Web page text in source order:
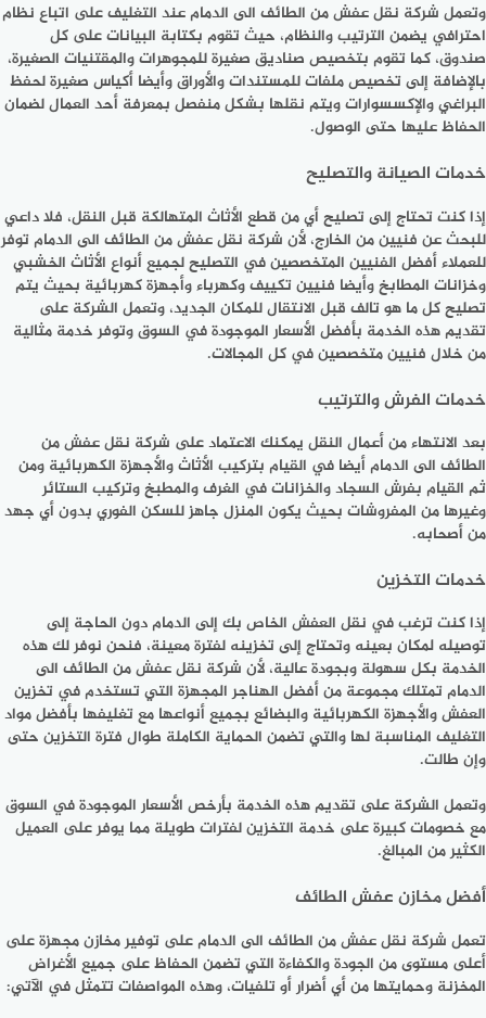
وتعمل شركة نقل عفش من الطائف الى الدمام عند التغليف على اتباع نظام
احترافي يضمن الترتيب والنظام، حيث تقوم بكتابة البيانات على كل
صندوق، كما تقوم بتخصيص صناديق صغيرة للمجوهرات والمقتنيات الصغيرة،
بالإضافة إلى تخصيص ملفات للمستندات والأوراق وأيضا أكياس صغيرة لحفظ
البراغي والإكسسوارات ويتم نقلها بشكل منفصل بمعرفة أحد العمال لضمان
الحفاظ عليها حتى الوصول.
خدمات الصيانة والتصليح
إذا كنت تحتاج إلى تصليح أي من قطع الأثاث المتهالكة قبل النقل، فلا داعي
للبحث عن فنيين من الخارج، لأن شركة نقل عفش من الطائف الى الدمام توفر
للعملاء أفضل الفنيين المتخصصين في التصليح لجميع أنواع الأثاث الخشبي
وخزانات المطابخ وأيضا فنيين تكييف وكهرباء وأجهزة كهربائية بحيث يتم
تصليح كل ما هو تالف قبل الانتقال للمكان الجديد، وتعمل الشركة على
تقديم هذه الخدمة بأفضل الأسعار الموجودة في السوق وتوفر خدمة مثالية
من خلال فنيين متخصصين في كل المجالات.
خدمات الفرش والترتيب
بعد الانتهاء من أعمال النقل يمكنك الاعتماد على شركة نقل عفش من
الطائف الى الدمام أيضا في القيام بتركيب الأثاث والأجهزة الكهربائية ومن
ثم القيام بفرش السجاد والخزانات في الغرف والمطبخ وتركيب الستائر
وغيرها من المفروشات بحيث يكون المنزل جاهز للسكن الفوري بدون أي جهد
من أصحابه.
خدمات التخزين
إذا كنت ترغب في نقل العفش الخاص بك إلى الدمام دون الحاجة إلى
توصيله لمكان بعينه وتحتاج إلى تخزينه لفترة معينة، فنحن نوفر لك هذه
الخدمة بكل سهولة وبجودة عالية، لأن شركة نقل عفش من الطائف الى
الدمام تمتلك مجموعة من أفضل الهناجر المجهزة التي تستخدم في تخزين
العفش والأجهزة الكهربائية والبضائع بجميع أنواعها مع تغليفها بأفضل مواد
التغليف المناسبة لها والتي تضمن الحماية الكاملة طوال فترة التخزين حتى
وإن طالت.
وتعمل الشركة على تقديم هذه الخدمة بأرخص الأسعار الموجودة في السوق
مع خصومات كبيرة على خدمة التخزين لفترات طويلة مما يوفر على العميل
الكثير من المبالغ.
أفضل مخازن عفش الطائف
تعمل شركة نقل عفش من الطائف الى الدمام على توفير مخازن مجهزة على
أعلى مستوى من الجودة والكفاءة التي تضمن الحفاظ على جميع الأغراض
المخزنة وحمايتها من أي أضرار أو تلفيات، وهذه المواصفات تتمثل في الآتي: